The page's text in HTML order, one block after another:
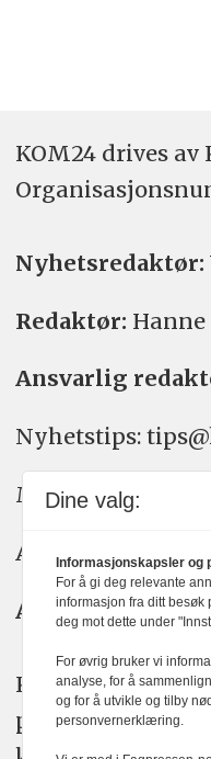
KOM24 drives av
Nyhetsredaktør:
Redaktør:
Ansvarlig
Nyhetstips:
Meninger:
Annonse:
Abonnement:
KOM24 arbeider
plakatens regler
Dine valg:
Informasjonskapsler og
For å gi deg relevante
informasjon fra ditt besøk
deg mot dette under
For øvrig bruker vi
analyse, for å
og for å utvikle og tilby
personvernerklæring.